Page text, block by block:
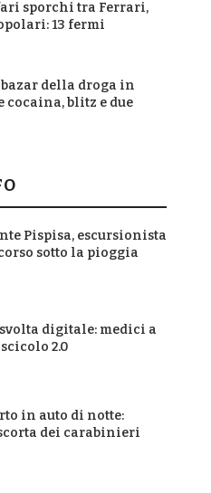
sporchi tra Ferrari,
13 fermi
della droga in
cocaina, blitz e due
Pispisa, escursionista
sotto la pioggia
digitale: medici a
2.0
in auto di notte:
dei carabinieri